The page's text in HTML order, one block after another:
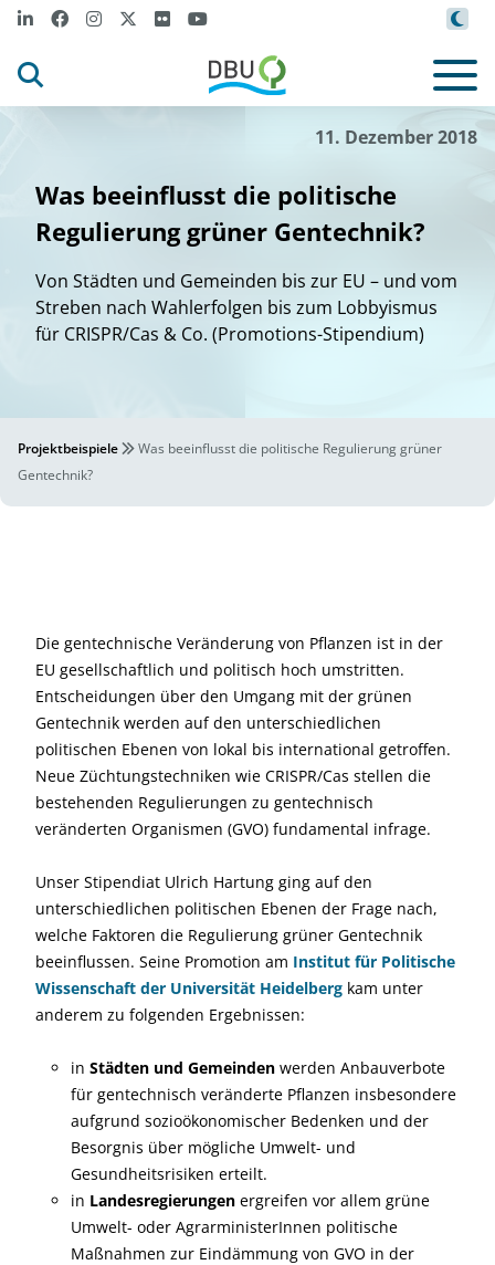
11. Dezember 2018
Was beeinflusst die politische
Regulierung grüner Gentechnik?
Von Städten und Gemeinden bis zur EU – und vom
Streben nach Wahlerfolgen bis zum Lobbyismus
für CRISPR/Cas & Co. (Promotions-Stipendium)
Projektbeispiele
Was beeinflusst die politische Regulierung grüner
Gentechnik?
Die gentechnische Veränderung von Pflanzen ist in der
EU gesellschaftlich und politisch hoch umstritten.
Entscheidungen über den Umgang mit der grünen
Gentechnik werden auf den unterschiedlichen
politischen Ebenen von lokal bis international getroffen.
Neue Züchtungstechniken wie CRISPR/Cas stellen die
bestehenden Regulierungen zu gentechnisch
veränderten Organismen (GVO) fundamental infrage.
Unser Stipendiat Ulrich Hartung ging auf den
unterschiedlichen politischen Ebenen der Frage nach,
welche Faktoren die Regulierung grüner Gentechnik
beeinflussen. Seine Promotion am Institut für Politische
Wissenschaft der Universität Heidelberg kam unter
anderem zu folgenden Ergebnissen:
in Städten und Gemeinden werden Anbauverbote
für gentechnisch veränderte Pflanzen insbesondere
aufgrund sozioökonomischer Bedenken und der
Besorgnis über mögliche Umwelt- und
Gesundheitsrisiken erteilt.
in Landesregierungen ergreifen vor allem grüne
Umwelt- oder AgrarministerInnen politische
Maßnahmen zur Eindämmung von GVO in der